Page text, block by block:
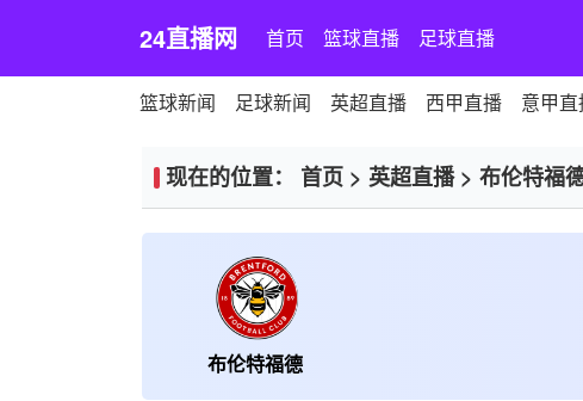
24直播网 首页 篮球直播 足球直播
篮球新闻 足球新闻 英超直播 西甲直播 意甲
现在的位置： 首页 > 英超直播> 布伦特福
布伦特福德